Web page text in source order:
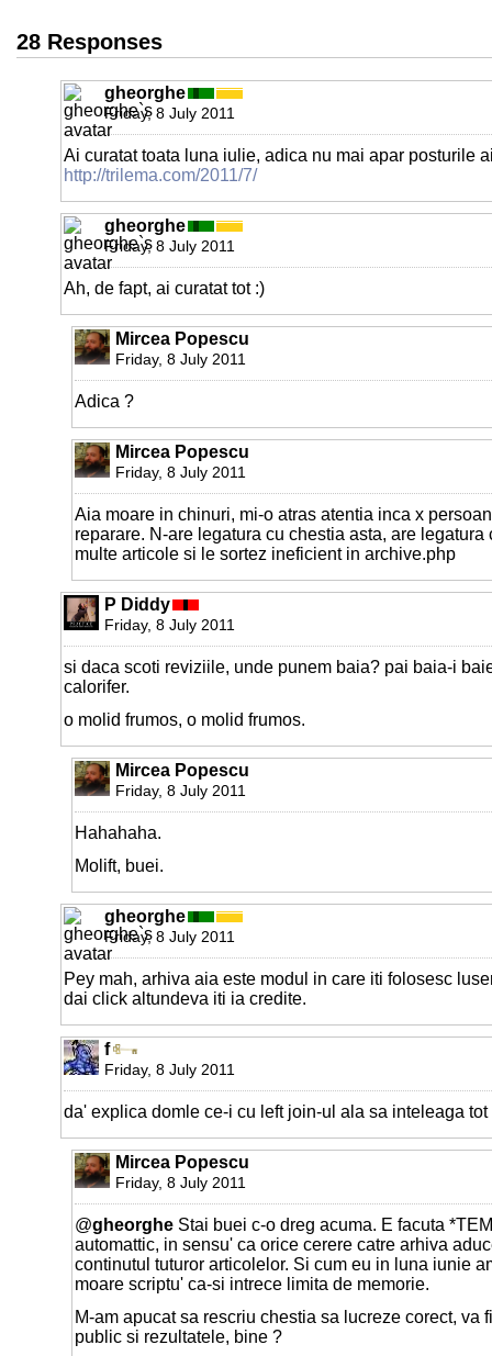
28 Responses
gheorghe
Friday, 8 July 2011
Ai curatat toata luna iulie, adica nu mai apar posturile
http://trilema.com/2011/7/
gheorghe
Friday, 8 July 2011
Ah, de fapt, ai curatat tot :)
Mircea Popescu
Friday, 8 July 2011
Adica ?
Mircea Popescu
Friday, 8 July 2011
Aia moare in chinuri, mi-o atras atentia inca x
reparare. N-are legatura cu chestia asta, are legatura
multe articole si le sortez ineficient in archive.php
P Diddy
Friday, 8 July 2011
si daca scoti reviziile, unde punem baia? pai baia-i
calorifer.
o molid frumos, o molid frumos.
Mircea Popescu
Friday, 8 July 2011
Hahahaha.
Molift, buei.
gheorghe
Friday, 8 July 2011
Pey mah, arhiva aia este modul in care iti folosesc
dai click altundeva iti ia credite.
f
Friday, 8 July 2011
da' explica domle ce-i cu left join-ul ala sa inteleaga tot
Mircea Popescu
Friday, 8 July 2011
@gheorghe Stai buei c-o dreg acuma. E facuta
automattic, in sensu' ca orice cerere catre arhiva
continutul tuturor articolelor. Si cum eu in luna iunie
moare scriptu' ca-si intrece limita de memorie.
M-am apucat sa rescriu chestia sa lucreze corect, va
public si rezultatele, bine ?